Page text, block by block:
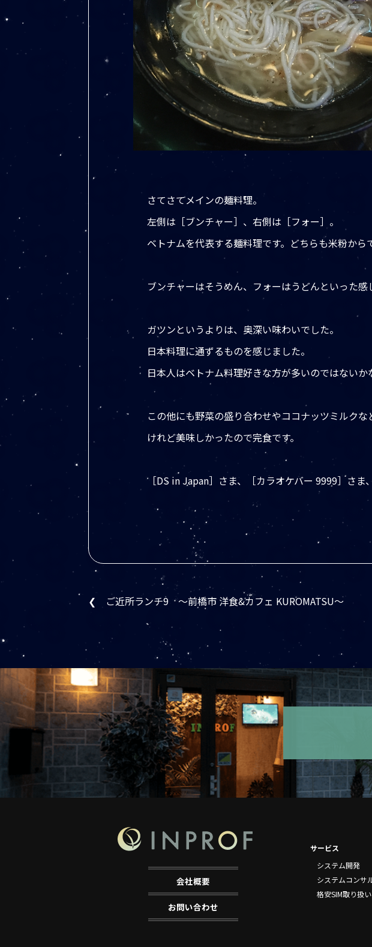
さてさてメインの麺料理。
左側は［ブンチャー］、右側は［フォー］。
ベトナムを代表する麺料理です。どちらも米粉から
ブンチャーはそうめん、フォーはうどんといった感
ガツンというよりは、奥深い味わいでした。
日本料理に通ずるものを感じました。
日本人はベトナム料理好きな方が多いのではないか
この他にも野菜の盛り合わせやココナッツミルクな
けれど美味しかったので完食です。
［DS in Japan］さま、［カラオケバー 9999］さま
❮ ご近所ランチ9 ～前橋市 洋食&カフェ KUROMATSU～
会社概要
お問い合わせ
サービス
システム開発
システムコンサ
格安SIM取り扱い